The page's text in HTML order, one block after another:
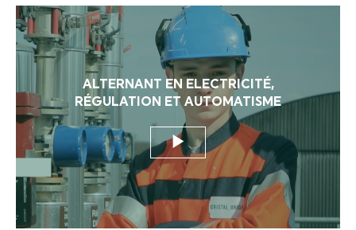
ALTERNANT EN ELECTRICITÉ,
RÉGULATION ET AUTOMATISME